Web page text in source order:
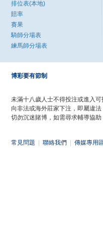
排位表(本地)
賠率
賽果
騎師分場表
練馬師分場表
博彩要有節制
未滿十八歲人士不得投注或進入可
向非法或海外莊家下注，即屬違法
切勿沉迷賭博，如需尋求輔導協
常見問題 聯絡我們 傳媒專用